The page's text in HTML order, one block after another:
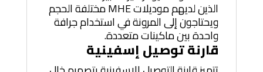
الذين لديهم موديلات MHE مختلفة الحجم
ويحتاجون إلى المرونة في استخدام جرافة
واحدة بين ماكينات متعددة.
قارنة توصيل إسفينية